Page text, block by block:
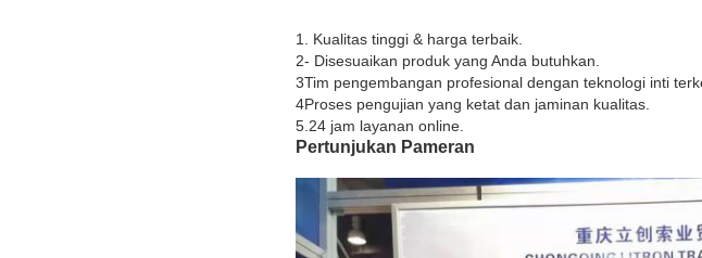
1. Kualitas tinggi & harga terbaik.
2- Disesuaikan produk yang Anda butuhkan.
3Tim pengembangan profesional dengan teknologi inti
4Proses pengujian yang ketat dan jaminan kualitas.
5.24 jam layanan online.
Pertunjukan Pameran